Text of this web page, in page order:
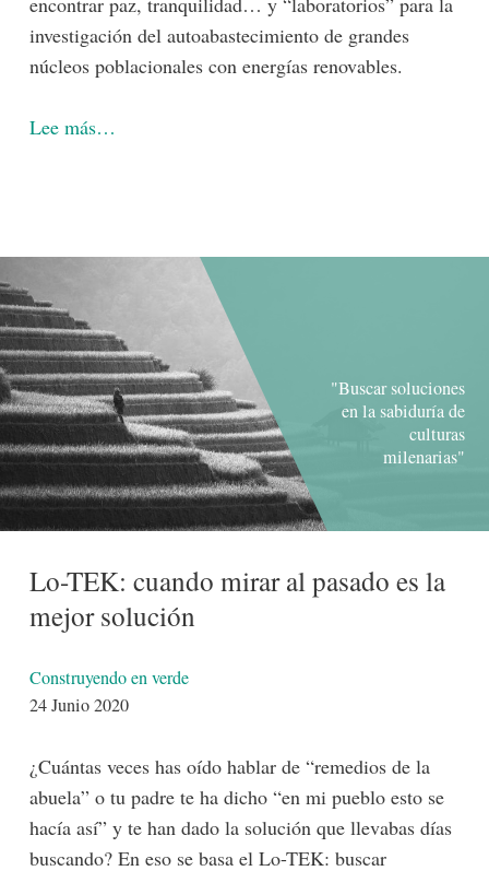
investigación del autoabastecimiento de grandes
núcleos poblacionales con energías renovables.
Lee más…
"Buscar soluciones
en la sabiduría de
culturas
milenarias"
Lo-TEK: cuando mirar al pasado es la
mejor solución
DetallesConstruyendo en verde
24 Junio 2020
¿Cuántas veces has oído hablar de “remedios de la
abuela” o tu padre te ha dicho “en mi pueblo esto se
hacía así” y te han dado la solución que llevabas días
buscando? En eso se basa el Lo-TEK: buscar